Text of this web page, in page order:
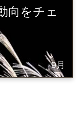
向をチェ
9月